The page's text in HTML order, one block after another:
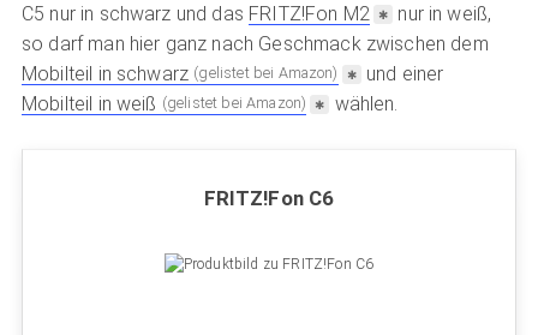
C5 nur in schwarz und das FRITZ!Fon M2
nur in weiß,
so darf man hier ganz nach Geschmack zwischen dem
Mobilteil in schwarz (gelistet bei Amazon)
und einer
Mobilteil in weiß (gelistet bei Amazon) wählen.
FRITZ!Fon C6